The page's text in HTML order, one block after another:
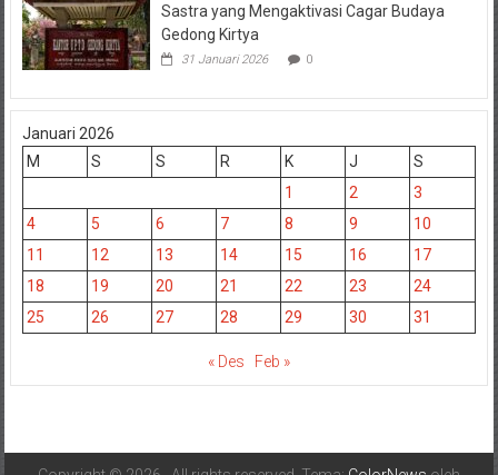
Sastra yang Mengaktivasi Cagar Budaya
Gedong Kirtya
31 Januari 2026 0
Januari 2026
M
S S R K J
S
1
2
3
4
5 6 7 8 9
10
11
12 13 14 15 16
17
18
19 20 21 22 23
24
25
26 27 28 29 30 31
« Des Feb »